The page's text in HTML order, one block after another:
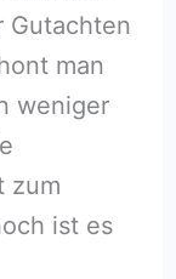
Gutachten
man
weniger
zum
ist es